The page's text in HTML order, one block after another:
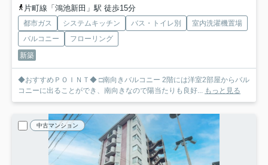
片町線「鴻池新田」駅 徒歩15分
都市ガス システムキッチン バス・トイレ別
室内洗濯機置場
バルコニー
フローリング
新築
◆おすすめＰＯＩＮＴ◆ □南向きバルコニー 2階には洋室2部屋からバル
コニーに出ることができ、南向きなので陽当たりも良好...
もっと見る
中古マンション